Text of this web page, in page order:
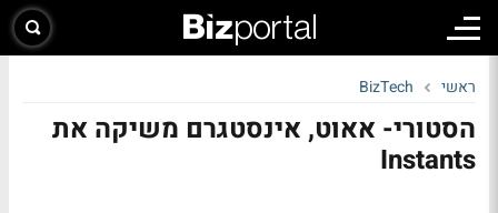
ראשי BizTech
הסטורי- אאוט, אינסטגרם משיקה את
Instants